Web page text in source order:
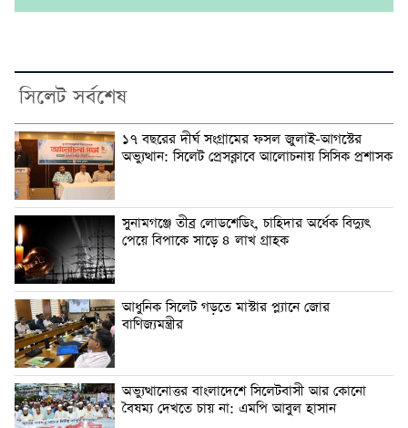
সিলেট সর্বশেষ
১৭ বছরের দীর্ঘ সংগ্রামের ফসল জুলাই-আগস্টের
অভ্যুত্থান: সিলেট প্রেসক্লাবে আলোচনায় সিসিক প্রশাসক
সুনামগঞ্জে তীব্র লোডশেডিং, চাহিদার অর্ধেক বিদ্যুৎ
পেয়ে বিপাকে সাড়ে ৪ লাখ গ্রাহক
আধুনিক সিলেট গড়তে মাস্টার প্ল্যানে জোর
বাণিজ্যমন্ত্রীর
অভ্যুত্থানোত্তর বাংলাদেশে সিলেটবাসী আর কোনো
বৈষম্য দেখতে চায় না: এমপি আবুল হাসান